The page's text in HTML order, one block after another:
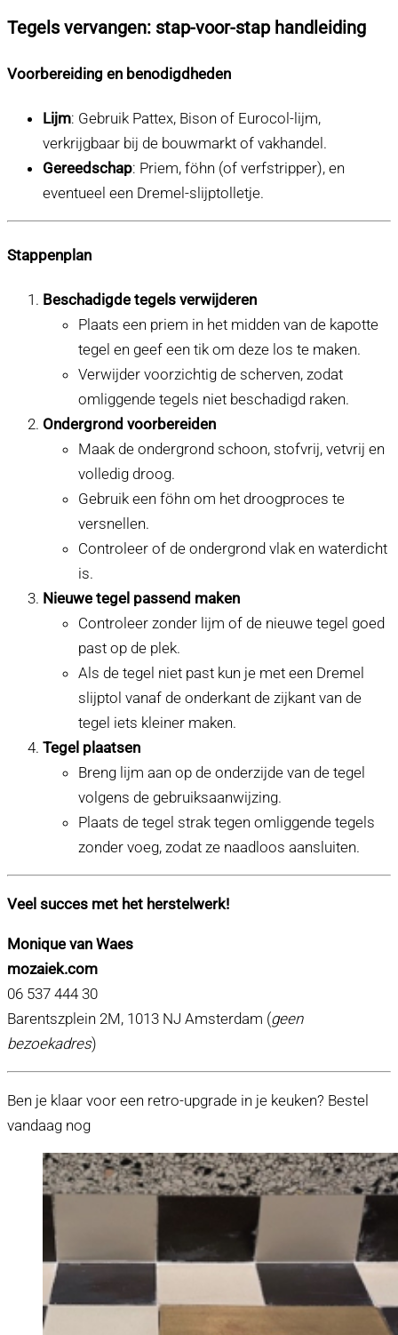
Tegels vervangen: stap-voor-stap handleiding
Voorbereiding en benodigdheden
Lijm: Gebruik Pattex, Bison of Eurocol-lijm,
verkrijgbaar bij de bouwmarkt of vakhandel.
Gereedschap: Priem, föhn (of verfstripper), en
eventueel een Dremel-slijptolletje.
Stappenplan
Beschadigde tegels verwijderen
Plaats een priem in het midden van de kapotte
tegel en geef een tik om deze los te maken.
Verwijder voorzichtig de scherven, zodat
omliggende tegels niet beschadigd raken.
Ondergrond voorbereiden
Maak de ondergrond schoon, stofvrij, vetvrij en
volledig droog.
Gebruik een föhn om het droogproces te
versnellen.
Controleer of de ondergrond vlak en waterdicht
is.
Nieuwe tegel passend maken
Controleer zonder lijm of de nieuwe tegel goed
past op de plek.
Als de tegel niet past kun je met een Dremel
slijptol vanaf de onderkant de zijkant van de
tegel iets kleiner maken.
Tegel plaatsen
Breng lijm aan op de onderzijde van de tegel
volgens de gebruiksaanwijzing.
Plaats de tegel strak tegen omliggende tegels
zonder voeg, zodat ze naadloos aansluiten.
Veel succes met het herstelwerk!
Monique van Waes
mozaiek.com
06 537 444 30
Barentszplein 2M, 1013 NJ Amsterdam (geen
bezoekadres)
Ben je klaar voor een retro-upgrade in je keuken? Bestel
vandaag nog